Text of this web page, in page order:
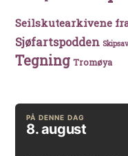
Seilskutearkivene
Sjøfartspodden
Tegning Tromøya